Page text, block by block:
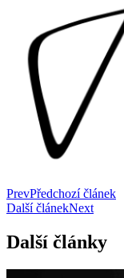
PrevPředchozí článek
Další článekNext
Další články